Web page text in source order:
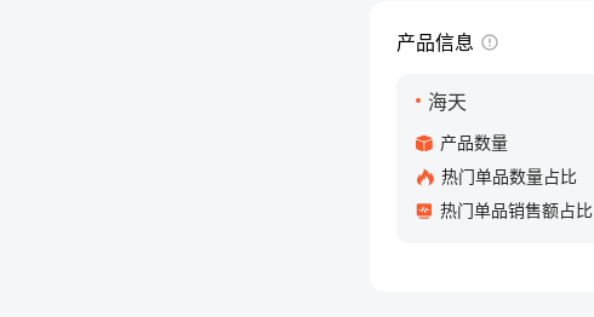
产品信息
海天
产品数量
热门单品数量占比
热门单品销售额占比